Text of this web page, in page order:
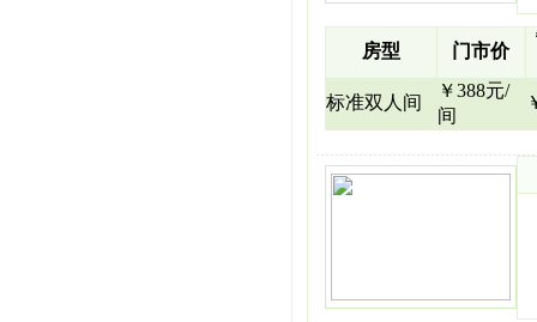
房型 门市价
标准双人间
￥388元/
间